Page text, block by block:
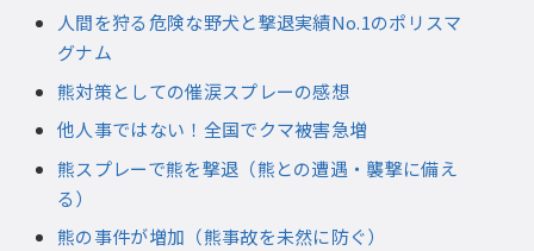
人間を狩る危険な野犬と撃退実績No.1のポリスマ
グナム
熊対策としての催涙スプレーの感想
他人事ではない！全国でクマ被害急増
熊スプレーで熊を撃退（熊との遭遇・襲撃に備え
る）
熊の事件が増加（熊事故を未然に防ぐ）